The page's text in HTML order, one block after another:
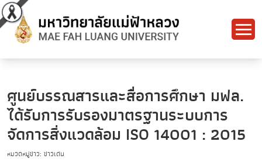
ศูนย์บรรณสารและสื่อการศึกษา มฟล.
ได้รับการรับรองมาตรฐานระบบการ
จัดการสิ่งแวดล้อม ISO 14001 : 2015
หมวดหมู่ข่าว: ข่าวเด่น